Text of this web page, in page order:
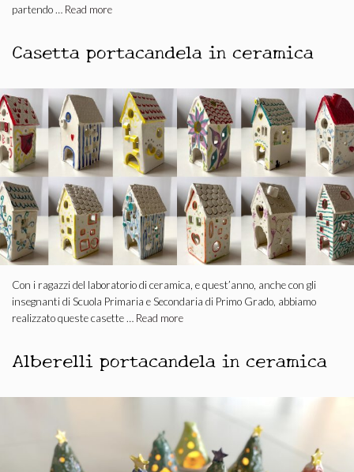
partendo … Read more
Casetta portacandela in ceramica
Con i ragazzi del laboratorio di ceramica, e quest’anno, anche con gli
insegnanti di Scuola Primaria e Secondaria di Primo Grado, abbiamo
realizzato queste casette … Read more
Alberelli portacandela in ceramica